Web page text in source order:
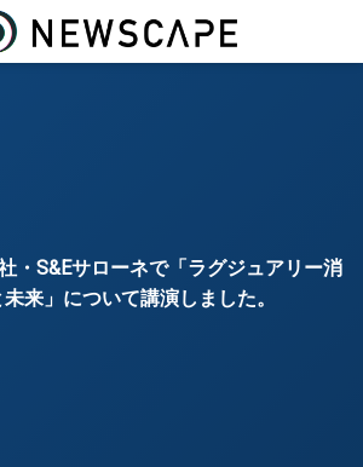
・S&Eサローネで「ラグジュアリー消
来」について講演しました。